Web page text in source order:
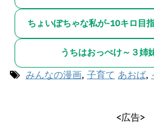
ちょいぽちゃな私が-10キロ目
うちはおっぺけ～３姉
みんなの漫画, 子育て あおば,
<広告>